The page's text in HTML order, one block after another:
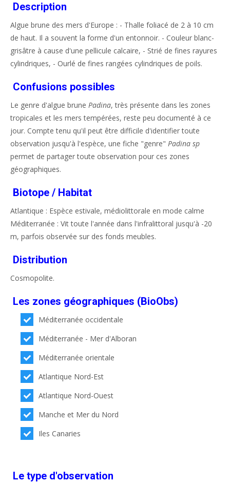
Description
Algue brune des mers d'Europe : - Thalle foliacé de 2 à 10 cm
de haut. Il a souvent la forme d'un entonnoir. - Couleur blanc-
grisâtre à cause d'une pellicule calcaire, - Strié de fines rayures
cylindriques, - Ourlé de fines rangées cylindriques de poils.
Confusions possibles
Le genre d'algue brune Padina, très présente dans les zones
tropicales et les mers tempérées, reste peu documenté à ce
jour. Compte tenu qu'il peut être difficile d'identifier toute
observation jusqu'à l'espèce, une fiche "genre" Padina sp
permet de partager toute observation pour ces zones
géographiques.
Biotope / Habitat
Atlantique : Espèce estivale, médiolittorale en mode calme
Méditerranée : Vit toute l'année dans l'infralittoral jusqu'à -20
m, parfois observée sur des fonds meubles.
Distribution
Cosmopolite.
Les zones géographiques (BioObs)
Méditerranée occidentale
Méditerranée - Mer d'Alboran
Méditerranée orientale
Atlantique Nord-Est
Atlantique Nord-Ouest
Manche et Mer du Nord
Iles Canaries
Le type d'observation